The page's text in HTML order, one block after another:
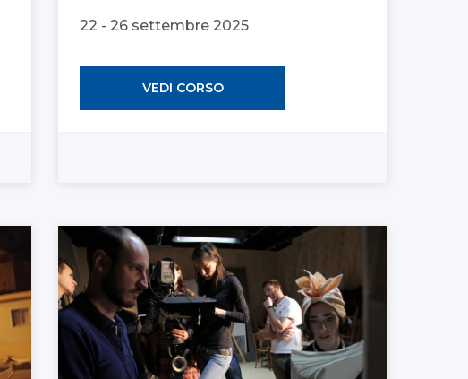
22 - 26 settembre 2025
VEDI CORSO